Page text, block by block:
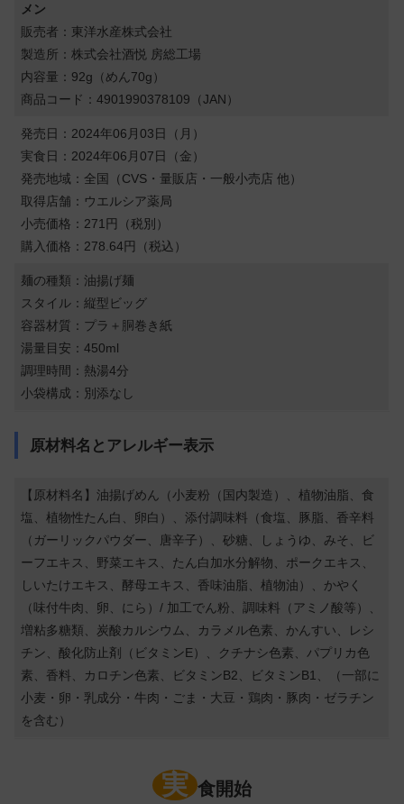
メン
販売者：東洋水産株式会社
製造所：株式会社酒悦 房総工場
内容量：92g（めん70g）
商品コード：4901990378109（JAN）
発売日：2024年06月03日（月）
実食日：2024年06月07日（金）
発売地域：全国（CVS・量販店・一般小売店 他）
取得店舗：ウエルシア薬局
小売価格：271円（税別）
購入価格：278.64円（税込）
麺の種類：油揚げ麺
スタイル：縦型ビッグ
容器材質：プラ＋胴巻き紙
湯量目安：450ml
調理時間：熱湯4分
小袋構成：別添なし
原材料名とアレルギー表示
【原材料名】油揚げめん（小麦粉（国内製造）、植物油脂、食
塩、植物性たん白、卵白）、添付調味料（食塩、豚脂、香辛料
（ガーリックパウダー、唐辛子）、砂糖、しょうゆ、みそ、ビ
ーフエキス、野菜エキス、たん白加水分解物、ポークエキス、
しいたけエキス、酵母エキス、香味油脂、植物油）、かやく
（味付牛肉、卵、にら）/ 加工でん粉、調味料（アミノ酸等）、
増粘多糖類、炭酸カルシウム、カラメル色素、かんすい、レシ
チン、酸化防止剤（ビタミンE）、クチナシ色素、パプリカ色
素、香料、カロチン色素、ビタミンB2、ビタミンB1、（一部に
小麦・卵・乳成分・牛肉・ごま・大豆・鶏肉・豚肉・ゼラチン
を含む）
実 食開始